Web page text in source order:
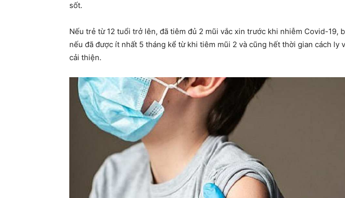
sốt.
Nếu trẻ từ 12 tuổi trở lên, đã tiêm đủ 2 mũi vắc xin trước khi nhiễm Covid-19,
nếu đã được ít nhất 5 tháng kể từ khi tiêm mũi 2 và cũng hết thời gian cách ly
cải thiện.